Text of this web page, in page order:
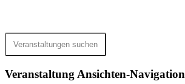
Veranstaltungen suchen
Veranstaltung Ansichten-Navigation